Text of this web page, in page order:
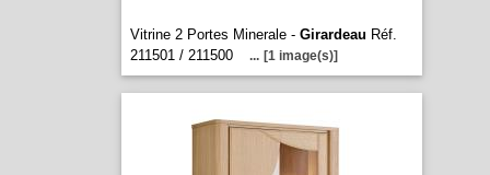
Vitrine 2 Portes Minerale - Girardeau Réf.
211501 / 211500
... [1 image(s)]